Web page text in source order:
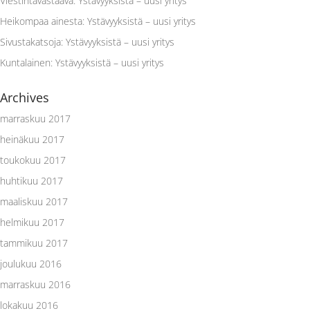
Heikompaa ainesta: Ystävyyksistä – uusi yritys
Sivustakatsoja: Ystävyyksistä – uusi yritys
Kuntalainen: Ystävyyksistä – uusi yritys
Archives
marraskuu 2017
heinäkuu 2017
toukokuu 2017
huhtikuu 2017
maaliskuu 2017
helmikuu 2017
tammikuu 2017
joulukuu 2016
marraskuu 2016
lokakuu 2016